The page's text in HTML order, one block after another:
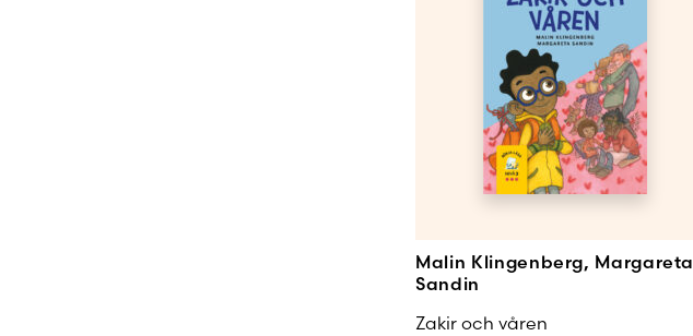
Malin Klingenberg, Margareta
Sandin
Zakir och våren